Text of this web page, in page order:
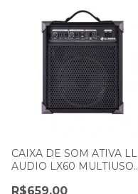
CAIXA DE SOM ATIVA LL
AUDIO LX60 MULTIUSO
R$659,00